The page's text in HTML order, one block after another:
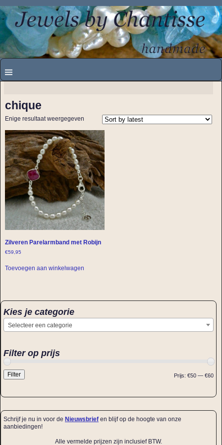
chique
Enige resultaat weergegeven
Zilveren Parelarmband met Robijn
€59,95
Toevoegen aan winkelwagen
Kies je categorie
Selecteer een categorie
Filter op prijs
Filter Prijs: €50 — €60
Schrijf je nu in voor de Nieuwsbrief en blijf op de hoogte van onze
aanbiedingen!
Alle vermelde prijzen zijn inclusief BTW.